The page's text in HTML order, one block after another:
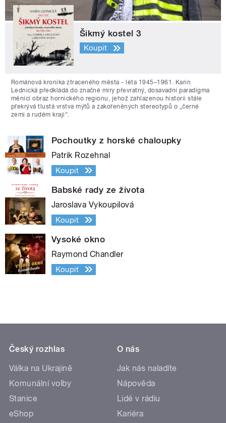
Šikmý kostel 3
Koupit
Románová kronika ztraceného města - léta 1945–1961. Karin
Lednická předkládá do značné míry převratný, dosavadní paradigma
měnící obraz hornického regionu, jehož zahlazenou historii stále
překrývá tlustá vrstva mýtů a zakořeněných stereotypů o „černé
zemi a rudém kraji“.
Pochoutky z horské chaloupky
Patrik Rozehnal
Koupit
Babské rady ze života
Jaroslava Vykoupilová
Koupit
Vysoké okno
Raymond Chandler
Koupit
Český rozhlas
Válka na Ukrajině
Komunální volby
Stanice
eShop
O nás
Jak nás naladíte
Nápověda
Lidé v rádiu
Kariéra